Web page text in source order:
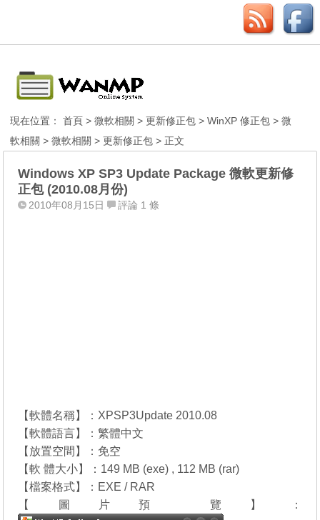
現在位置：首頁 >微軟相關 >更新修正包 >WinXP 修正包 >微
軟相關 >微軟相關 >更新修正包 > 正文
Windows XP SP3 Update Package 微軟更新修
正包 (2010.08月份)
2010年08月15日 評論 1 條
【軟體名稱】：XPSP3Update 2010.08
【軟體語言】：繁體中文
【放置空間】：免空
【軟 體大小】：149 MB (exe) , 112 MB (rar)
【檔案格式】：EXE / RAR
【圖片預 覽】：